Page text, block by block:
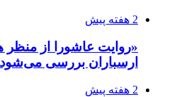
2 هفته پیش
«روایت عاشورا از منظر
ارسباران بررسی می‌شود
2 هفته پیش